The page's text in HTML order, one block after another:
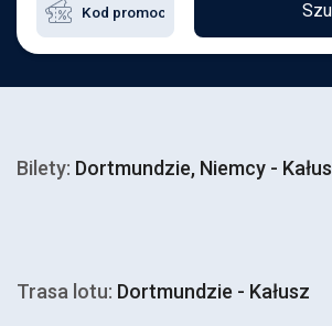
Bilety: Dortmundzie, Niemcy -
Trasa lotu: Dortmundzie - Kałusz